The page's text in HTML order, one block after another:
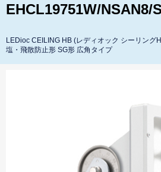
EHCL19751W/NSAN8/
LEDioc CEILING HB (レディオック シーリング
塩・飛散防止形 SG形 広角タイプ